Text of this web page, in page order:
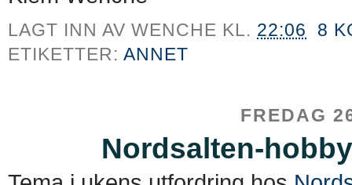
LAGT INN AVWENCHE KL. 22:06
8
ETIKETTER:ANNET
FREDAG
Nordsalten-